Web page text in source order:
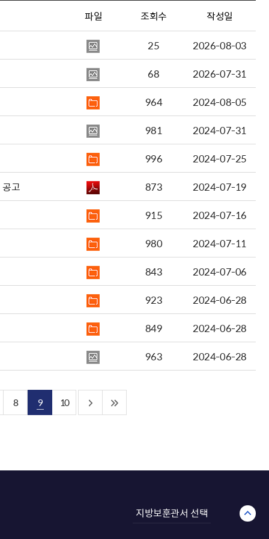
파일 조회수 작성일
25
2026-08-03
68
2026-07-31
964
2024-08-05
981
2024-07-31
996
2024-07-25
고
873
2024-07-19
915
2024-07-16
980
2024-07-11
843
2024-07-06
923
2024-06-28
849
2024-06-28
963
2024-06-28
8 9 10
지방보훈관서 선택